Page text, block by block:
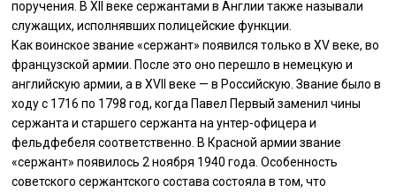
поручения. В XII веке сержантами в Англии также называли
служащих, исполнявших полицейские функции.
Как воинское звание «сержант» появился только в XV веке, во
французской армии. После это оно перешло в немецкую и
английскую армии, а в XVII веке — в Российскую. Звание было в
ходу с 1716 по 1798 год, когда Павел Первый заменил чины
сержанта и старшего сержанта на унтер-офицера и
фельдфебеля соответственно. В Красной армии звание
«сержант» появилось 2 ноября 1940 года. Особенность
советского сержантского состава состояла в том, что